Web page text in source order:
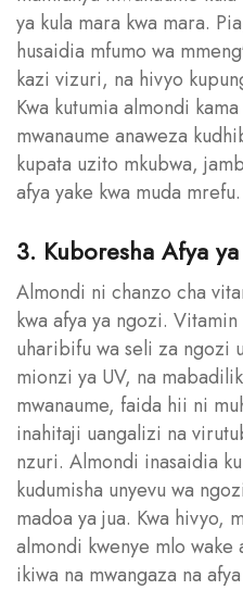
ya kula mara kwa mara.
husaidia mfumo wa
kazi vizuri, na hivyo
Kwa kutumia almondi
mwanaume anaweza
kupata uzito mkubwa,
afya yake kwa muda mrefu.
3. Kuboresha Afya
Almondi ni chanzo cha
kwa afya ya ngozi.
uharibifu wa seli za ngozi
mionzi ya UV, na
mwanaume, faida hii ni
inahitaji uangalizi na
nzuri. Almondi inasaidia
kudumisha unyevu wa
madoa ya jua. Kwa hivyo,
almondi kwenye mlo wake
ikiwa na mwangaza na